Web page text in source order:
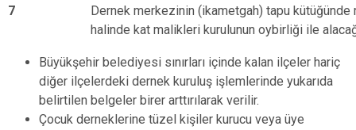
7
Dernek merkezinin (ikametgah) tapu
halinde kat malikleri kurulunun oybirliği ile
Büyükşehir belediyesi sınırları içinde kalan ilçeler hariç
diğer ilçelerdeki dernek kuruluş işlemlerinde yukarıda
belirtilen belgeler birer arttırılarak verilir.
Çocuk derneklerine tüzel kişiler kurucu veya üye